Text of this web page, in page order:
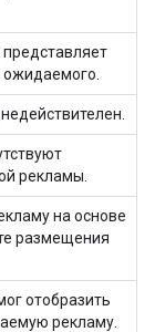
недействителен.
рекламы.
на основе
размещения
отобразить
рекламу.